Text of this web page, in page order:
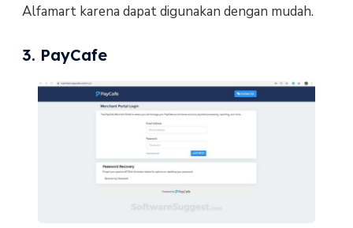
Alfamart karena dapat digunakan dengan mudah.
3. PayCafe